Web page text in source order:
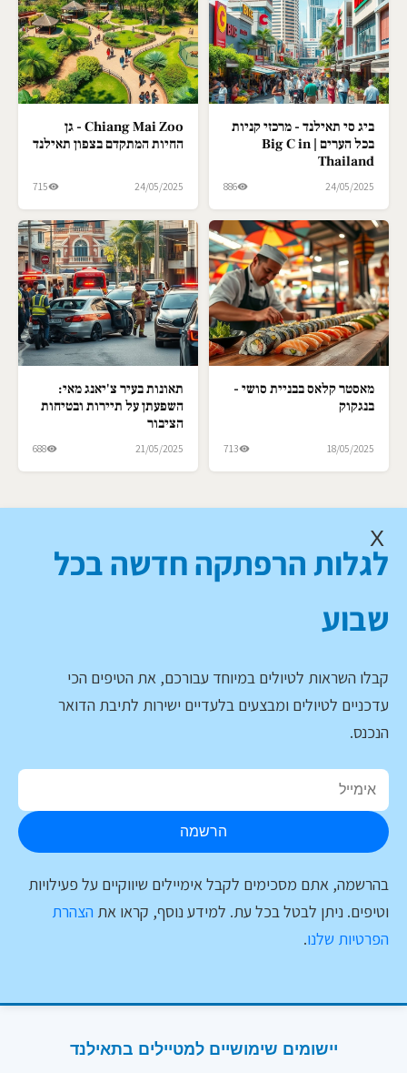
ביג סי תאילנד - מרכזי קניות
בכל הערים | Big C in
Thailand
24/05/2025
886
Chiang Mai Zoo - גן
החיות המתקדם בצפון תאילנד
24/05/2025
715
מאסטר קלאס בבניית סושי -
בנגקוק
18/05/2025
713
תאונות בעיר צ'יאנג מאי:
השפעתן על תיירות ובטיחות
הציבור
21/05/2025
688
X
לגלות הרפתקה חדשה בכל
שבוע
קבלו השראות לטיולים במיוחד עבורכם, את הטיפים הכי
עדכניים לטיולים ומבצעים בלעדיים ישירות לתיבת הדואר
הנכנס.
הרשמה
בהרשמה, אתם מסכימים לקבל אימיילים שיווקיים על פעילויות
וטיפים. ניתן לבטל בכל עת. למידע נוסף, קראו את הצהרת
הפרטיות שלנו.
יישומים שימושיים למטיילים בתאילנד